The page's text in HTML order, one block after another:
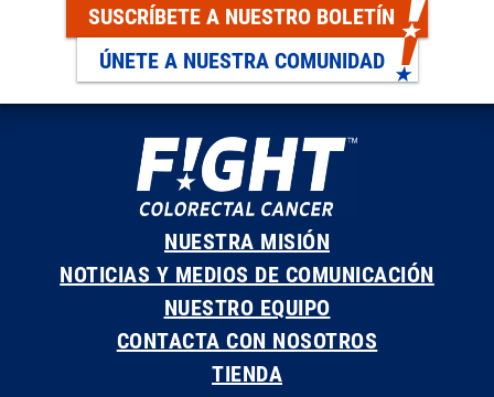
SUSCRÍBETE A NUESTRO BOLETÍN
ÚNETE A NUESTRA COMUNIDAD
NUESTRA MISIÓN
NOTICIAS Y MEDIOS DE COMUNICACIÓN
NUESTRO EQUIPO
CONTACTA CON NOSOTROS
TIENDA